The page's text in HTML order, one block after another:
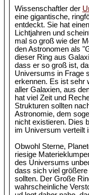
Wissenschaftler der
eine gigantische,
entdeckt. Sie hat
Lichtjahren und
mal so groß wie der
den Astronomen als
dieser Ring aus
dass er so groß ist,
Universums in Frage
erkennen. Es ist sehr
aller Galaxien, aus
hat viel Zeit und
Strukturen sollten
Astronomie, dem
nicht existieren. Dies
im Universum verteilt
Obwohl Sterne,
riesige
des Universums
dass sich viel
sollten. Der Große
wahrscheinliche